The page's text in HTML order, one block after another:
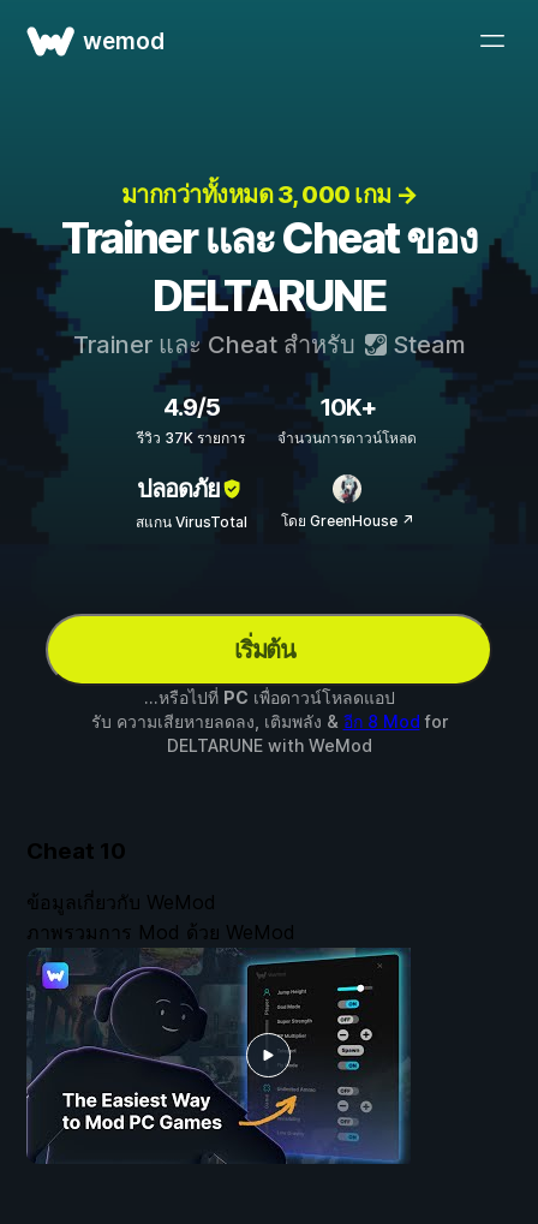
wemod
มากกว่าทั้งหมด 3, 000 เกม →
Trainer และ Cheat ของ
DELTARUNE
Trainer และ Cheat สำหรับ Steam
4.9/5
รีวิว 37K รายการ
10K+
จำนวนการดาวน์โหลด
ปลอดภัย
สแกน VirusTotal โดย GreenHouse ↗
เริ่มต้น
...หรือไปที่ PC เพื่อดาวน์โหลดแอป
รับ ความเสียหายลดลง, เติมพลัง & อีก 8 Mod for
DELTARUNEwith WeMod
Cheat 10
ข้อมูลเกี่ยวกับ WeMod
ภาพรวมการ Mod ด้วย WeMod